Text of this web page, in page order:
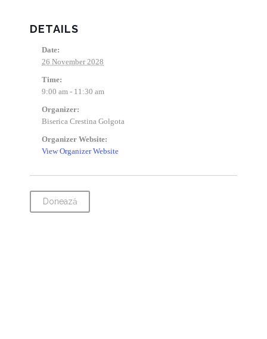
DETAILS
Date:
26 November 2028
Time:
9:00 am - 11:30 am
Organizer:
Biserica Crestina Golgota
Organizer Website:
View Organizer Website
Donează